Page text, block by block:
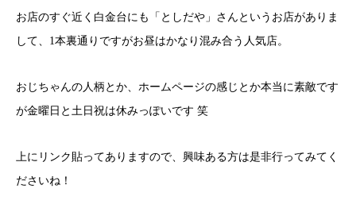
お店のすぐ近く白金台にも「としだや」さんというお店がありま
して、1本裏通りですがお昼はかなり混み合う人気店。
おじちゃんの人柄とか、ホームページの感じとか本当に素敵です
が金曜日と土日祝は休みっぽいです 笑
上にリンク貼ってありますので、興味ある方は是非行ってみてく
ださいね！